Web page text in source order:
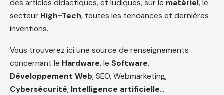
des articles didactiques, et ludiques, sur le matériel, le
secteur High-Tech, toutes les tendances et dernières
inventions.
Vous trouverez ici une source de renseignements
concernant le Hardware, le Software,
Développement Web, SEO, Webmarketing,
Cybersécurité, Intelligence artificielle…